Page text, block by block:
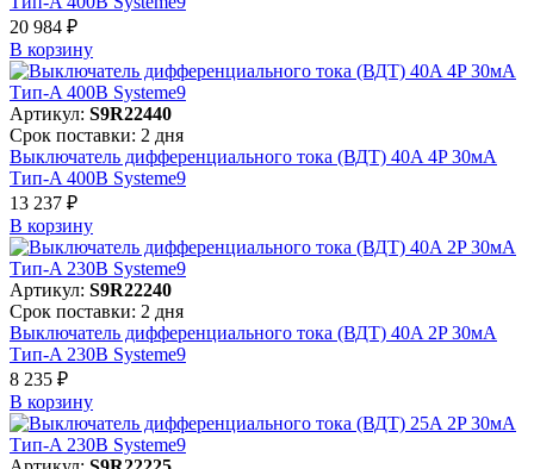
20 984 ₽
В корзинy
Артикул: S9R22440
Срок поставки: 2 дня
Выключатель дифференциального тока (ВДТ) 40A 4P 30мА
Тип-A 400В Systeme9
13 237 ₽
В корзинy
Артикул: S9R22240
Срок поставки: 2 дня
Выключатель дифференциального тока (ВДТ) 40A 2P 30мА
Тип-A 230В Systeme9
8 235 ₽
В корзинy